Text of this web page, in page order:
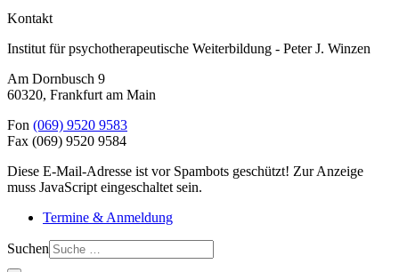
Kontakt
Institut für psychotherapeutische Weiterbildung - Peter J. Winzen
Am Dornbusch 9
60320, Frankfurt am Main
Fon (069) 9520 9583
Fax (069) 9520 9584
Diese E-Mail-Adresse ist vor Spambots geschützt! Zur Anzeige
muss JavaScript eingeschaltet sein.
Termine & Anmeldung
Suchen